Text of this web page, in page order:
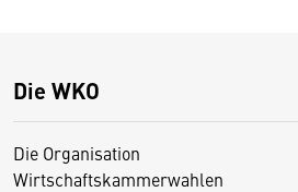
Die WKO
Die Organisation
Wirtschaftskammerwahlen